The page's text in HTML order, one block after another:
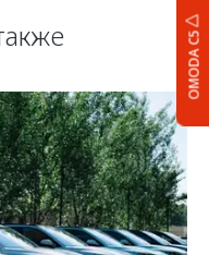
OMODA C5